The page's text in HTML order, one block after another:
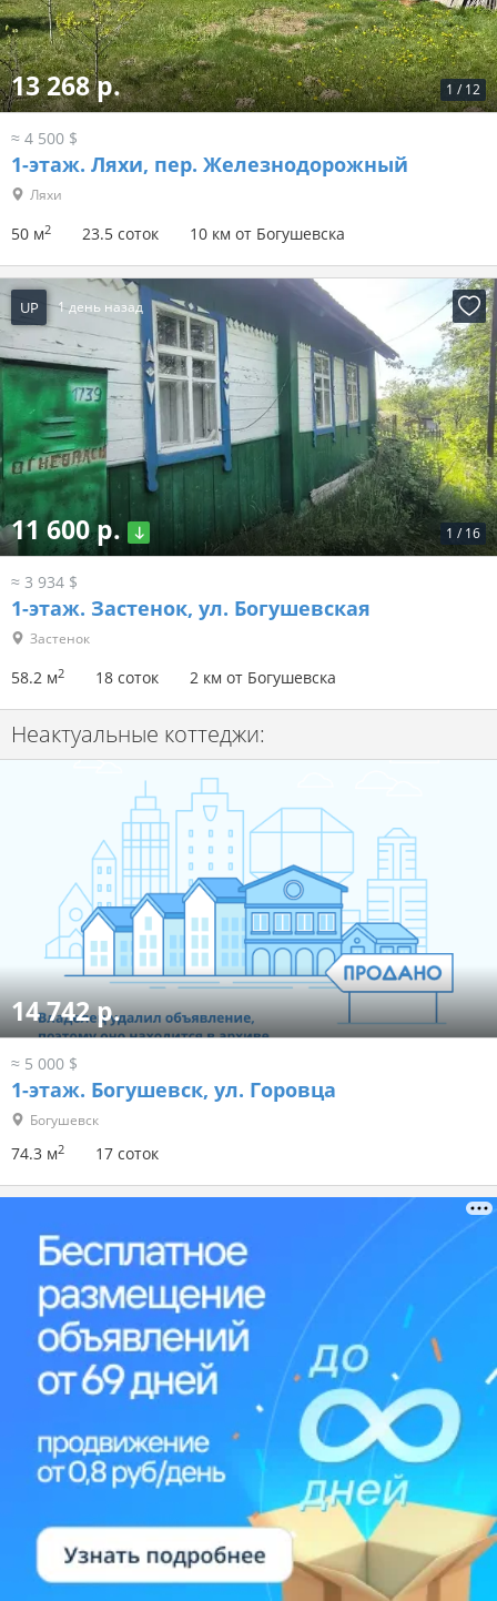
1 / 12
13 268 р.
≈ 4 500 $
1-этаж. Ляхи, пер. Железнодорожный
Ляхи
50 м2 23.5 соток 10 км от Богушевска
UP 1 день назад
1 / 16
11 600 р.
≈ 3 934 $
1-этаж. Застенок, ул. Богушевская
Застенок
58.2 м2 18 соток 2 км от Богушевска
Неактуальные коттеджи:
14 742 р.
≈ 5 000 $
1-этаж. Богушевск, ул. Горовца
Богушевск
74.3 м2 17 соток